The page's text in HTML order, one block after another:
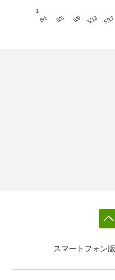
5/1 5/5 5/9 5/13 5/17
-1
スマートフォン版